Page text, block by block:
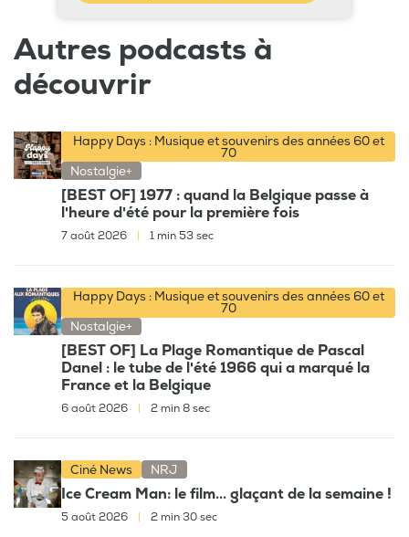
Autres podcasts à
découvrir
Happy Days : Musique et souvenirs des années 60 et
70
Nostalgie+
[BEST OF] 1977 : quand la Belgique passe à
l'heure d'été pour la première fois
7 août 2026 1 min 53 sec
Happy Days : Musique et souvenirs des années 60 et
70
Nostalgie+
[BEST OF] La Plage Romantique de Pascal
Danel : le tube de l'été 1966 qui a marqué la
France et la Belgique
6 août 2026 2 min 8 sec
Ciné News NRJ
Ice Cream Man: le film... glaçant de la semaine !
5 août 2026 2 min 30 sec